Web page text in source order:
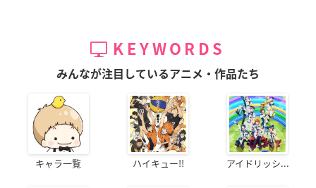
KEYWORDS
みんなが注目しているアニメ・作品たち
キャラ一覧 ハイキュー!! アイドリッシ...